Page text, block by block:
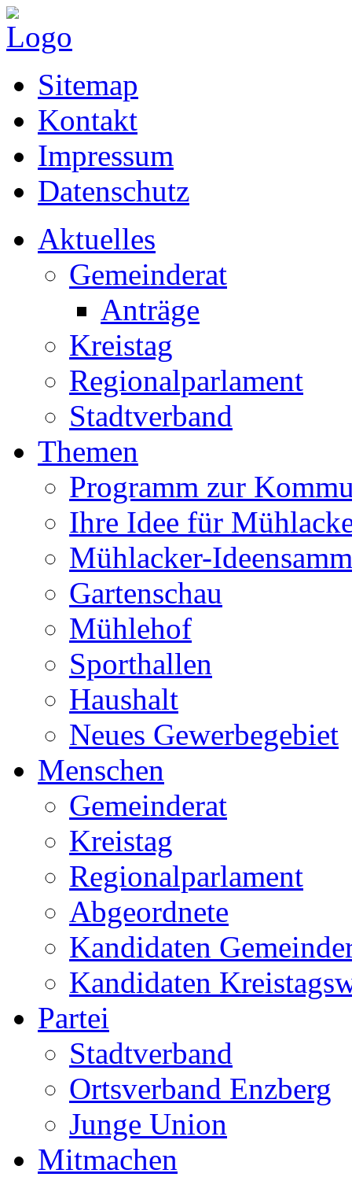
Sitemap
Kontakt
Impressum
Datenschutz
Aktuelles
Gemeinderat
Anträge
Kreistag
Regionalparlament
Stadtverband
Themen
Programm zur
Ihre Idee für
Mühlacker-
Gartenschau
Mühlehof
Sporthallen
Haushalt
Neues Gewerbegebiet
Menschen
Gemeinderat
Kreistag
Regionalparlament
Abgeordnete
Kandidaten
Kandidaten
Partei
Stadtverband
Ortsverband Enzberg
Junge Union
Mitmachen